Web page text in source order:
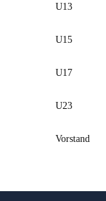
U13
U15
U17
U23
Vorstand